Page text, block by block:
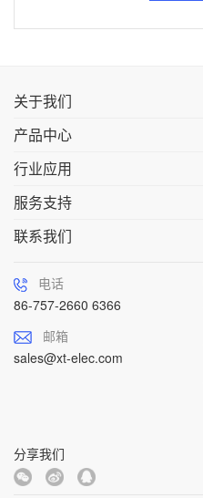
关于我们
产品中心
行业应用
服务支持
联系我们
电话
86-757-2660 6366
邮箱
sales@xt-elec.com
分享我们